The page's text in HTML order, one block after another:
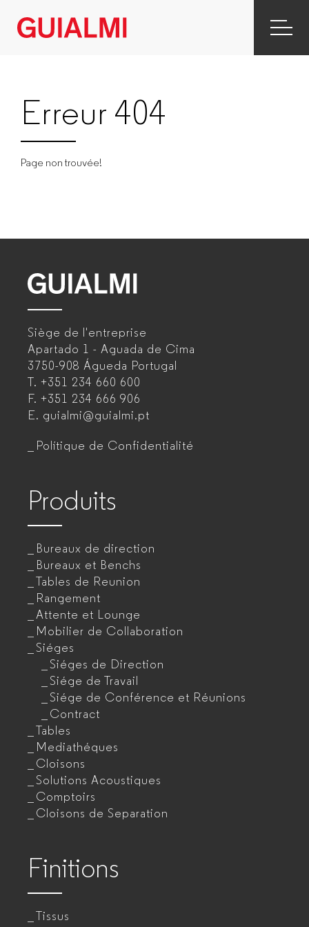
Erreur 404
Page non trouvée!
Siège de l'entreprise
Apartado 1 - Aguada de Cima
3750-908 Águeda Portugal
T. +351 234 660 600
F. +351 234 666 906
E. guialmi@guialmi.pt
Polítique de Confidentialité
Produits
Bureaux de direction
Bureaux et Benchs
Tables de Reunion
Rangement
Attente et Lounge
Mobilier de Collaboration
Siéges
Siéges de Direction
Siége de Travail
Siége de Conférence et Réunions
Contract
Tables
Mediathéques
Cloisons
Solutions Acoustiques
Comptoirs
Cloisons de Separation
Finitions
Tissus